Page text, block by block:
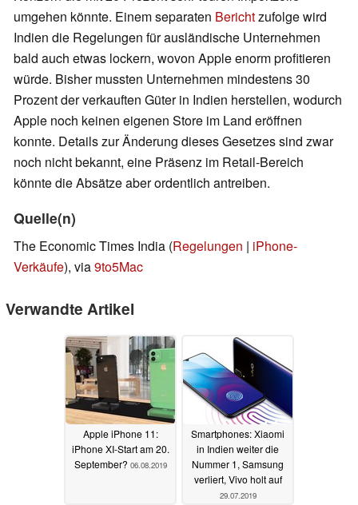
umgehen könnte. Einem separaten Berichtzufolge wird
Indien die Regelungen für ausländische Unternehmen
bald auch etwas lockern, wovon Apple enorm profitieren
würde. Bisher mussten Unternehmen mindestens 30
Prozent der verkauften Güter in Indien herstellen, wodurch
Apple noch keinen eigenen Store im Land eröffnen
konnte. Details zur Änderung dieses Gesetzes sind zwar
noch nicht bekannt, eine Präsenz im Retail-Bereich
könnte die Absätze aber ordentlich antreiben.
Quelle(n)
The Economic Times India (Regelungen | iPhone-
Verkäufe), via9to5Mac
Verwandte Artikel
Apple iPhone 11:
iPhone XI-Start am 20.
September? 06.08.2019
Smartphones: Xiaomi
in Indien weiter die
Nummer 1, Samsung
verliert, Vivo holt auf
29.07.2019